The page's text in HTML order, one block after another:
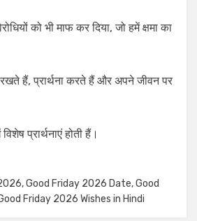
को भी माफ कर दिया, जो हमें क्षमा का
हैं, प्रार्थना करते हैं और अपने जीवन पर
प्रार्थनाएं होती हैं।
,Good Friday 2026 Date,Good
Friday 2026 Wishes in Hindi